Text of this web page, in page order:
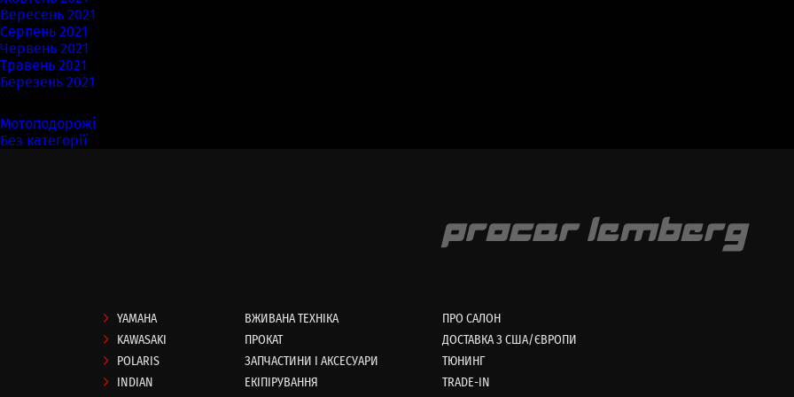
Вересень 2021
Серпень 2021
Червень 2021
Травень 2021
Березень 2021
Мотоподорожі
Без категорії
YAMAHA
KAWASAKI
POLARIS
INDIAN
ВЖИВАНА ТЕХНІКА
ПРОКАТ
ЗАПЧАСТИНИ І АКСЕСУАРИ
ЕКІПІРУВАННЯ
ПРО САЛОН
ДОСТАВКА З США/ЄВРОПИ
ТЮНИНГ
TRADE-IN